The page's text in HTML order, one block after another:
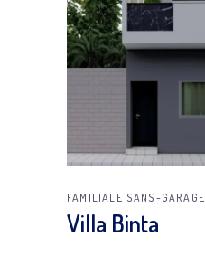
FAMILIALE SANS-GARAGE
Villa Binta